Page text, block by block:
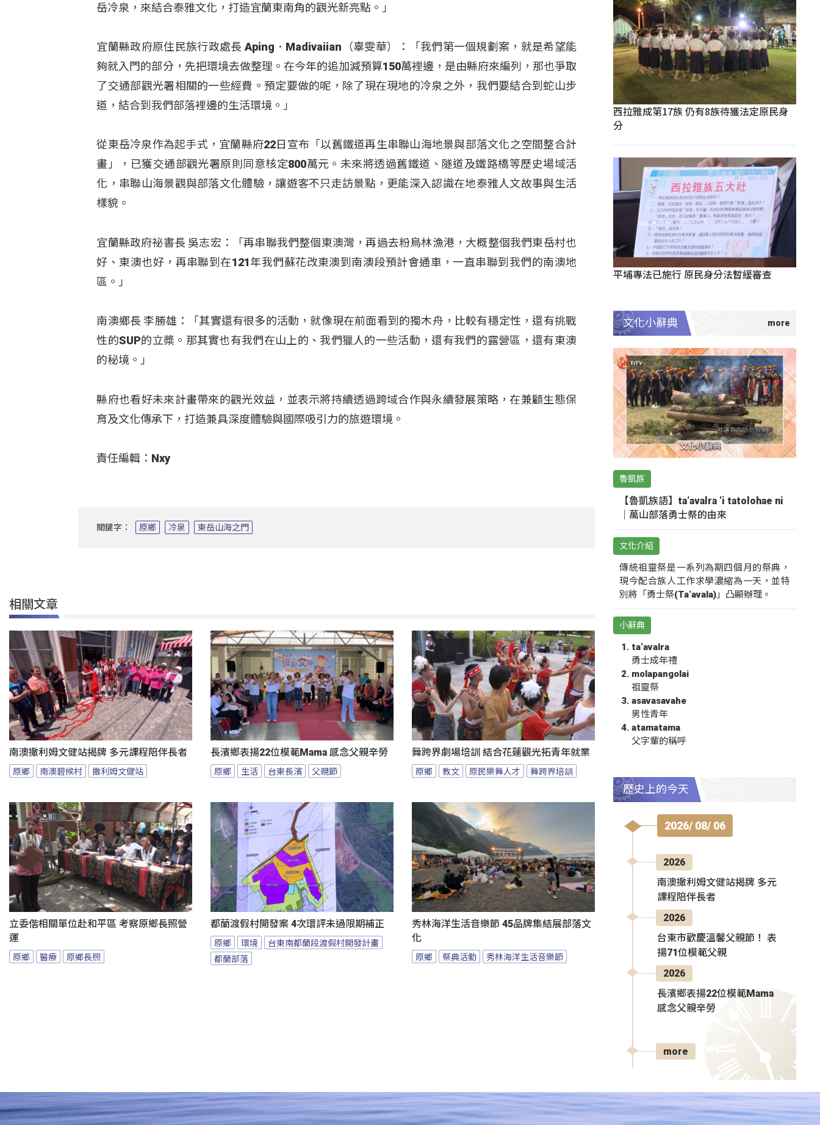
岳冷泉，來結合泰雅文化，打造宜蘭東南角的觀光新亮點。」
宜蘭縣政府原住民族行政處長 Aping．Madivaiian（辜雯華）：「我們第一個規劃案，就是希望能
夠就入門的部分，先把環境去做整理。在今年的追加減預算150萬裡邊，是由縣府來編列，那也爭取
了交通部觀光署相關的一些經費。預定要做的呢，除了現在現地的冷泉之外，我們要結合到蛇山步
道，結合到我們部落裡邊的生活環境。」
從東岳冷泉作為起手式，宜蘭縣府22日宣布「以舊鐵道再生串聯山海地景與部落文化之空間整合計
畫」，已獲交通部觀光署原則同意核定800萬元。未來將透過舊鐵道、隧道及鐵路橋等歷史場域活
化，串聯山海景觀與部落文化體驗，讓遊客不只走訪景點，更能深入認識在地泰雅人文故事與生活
樣貌。
宜蘭縣政府祕書長 吳志宏：「再串聯我們整個東澳灣，再過去粉鳥林漁港，大概整個我們東岳村也
好、東澳也好，再串聯到在121年我們蘇花改東澳到南澳段預計會通車，一直串聯到我們的南澳地
區。」
南澳鄉長 李勝雄：「其實還有很多的活動，就像現在前面看到的獨木舟，比較有穩定性，還有挑戰
性的SUP的立槳。那其實也有我們在山上的、我們獵人的一些活動，還有我們的露營區，還有東澳
的秘境。」
縣府也看好未來計畫帶來的觀光效益，並表示將持續透過跨域合作與永續發展策略，在兼顧生態保
育及文化傳承下，打造兼具深度體驗與國際吸引力的旅遊環境。
責任編輯：Nxy
關鍵字： 原鄉 冷泉 東岳山海之門
相關文章
南澳撒利姆文健站揭牌 多元課程陪伴長者
原鄉 南澳碧候村 撒利姆文健站
長濱鄉表揚22位模範Mama 感念父親辛勞
原鄉 生活 台東長濱 父親節
舞跨界劇場培訓 結合花蓮觀光拓青年就業
原鄉 教文 原民樂舞人才 舞跨界培訓
立委偕相關單位赴和平區 考察原鄉長照營
運
原鄉 醫療 原鄉長照
都蘭渡假村開發案 4次環評未過限期補正
原鄉 環境
台東南都蘭段渡假村開發計畫
都蘭部落
秀林海洋生活音樂節 45品牌集結展部落文
化
原鄉 祭典活動 秀林海洋生活音樂節
西拉雅成第17族 仍有8族待獲法定原民身
分
平埔專法已施行 原民身分法暫緩審查
文化小辭典
魯凱族
【魯凱族語】ta‘avalra ‘i tatolohae ni
｜萬山部落勇士祭的由來
文化介紹
傳統祖靈祭是一系列為期四個月的祭典，
現今配合族人工作求學濃縮為一天，並特
別將「勇士祭(Ta‘avala)」凸顯辦理。
小辭典
ta‘avalra
勇士成年禮
molapangolai
祖靈祭
asavasavahe
男性青年
atamatama
父字輩的稱呼
歷史上的今天
2026/ 08/ 06
2026
南澳撒利姆文健站揭牌 多元
課程陪伴長者
2026
台東市歡慶溫馨父親節！ 表
揚71位模範父親
2026
長濱鄉表揚22位模範Mama
感念父親辛勞
more